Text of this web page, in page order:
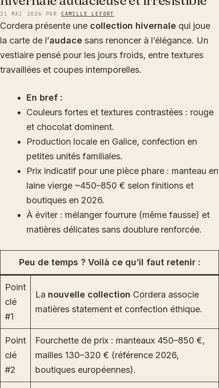
21 MAI 2026 PAR CAMILLE LEFORT
Cordera présente une collection hivernale qui joue
la carte de l’audace sans renoncer à l’élégance. Un
vestiaire pensé pour les jours froids, entre textures
travaillées et coupes intemporelles.
En bref :
Couleurs fortes et textures contrastées : rouge
et chocolat dominent.
Production locale en Galice, confection en
petites unités familiales.
Prix indicatif pour une pièce phare : manteau en
laine vierge ~450–850 € selon finitions et
boutiques en 2026.
À éviter : mélanger fourrure (même fausse) et
matières délicates sans doublure renforcée.
Peu de temps ? Voilà ce qu’il faut retenir :
Point
clé
#1
La nouvelle collection Cordera associe
matières statement et confection éthique.
Point
clé
#2
Fourchette de prix : manteaux 450–850 €,
mailles 130–320 € (référence 2026,
boutiques européennes).